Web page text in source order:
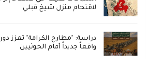
لاقتحام منزل شيخ قبلي
دراسة: "مطارح الكرامة" تعزز
واقعاً جديداً أمام الحوثيين